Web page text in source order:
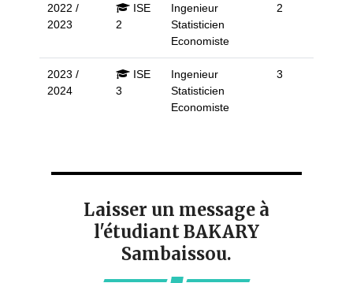
2022 /
2023
ISE
2
Ingenieur
Statisticien
Economiste
2
2023 /
2024
ISE
3
Ingenieur
Statisticien
Economiste
3
Laisser un message à
l'étudiant BAKARY
Sambaissou.